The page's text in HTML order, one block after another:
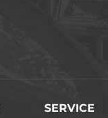
SERVICE